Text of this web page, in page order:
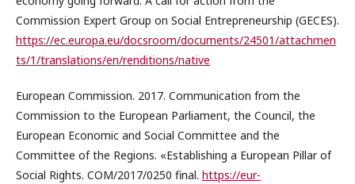
Commission Expert Group on Social Entrepreneurship (GECES).
https://ec.europa.eu/docsroom/documents/24501/attachmen
ts/1/translations/en/renditions/native
European Commission. 2017. Communication from the
Commission to the European Parliament, the Council, the
European Economic and Social Committee and the
Committee of the Regions. «Establishing a European Pillar of
Social Rights. COM/2017/0250 final. https://eur-